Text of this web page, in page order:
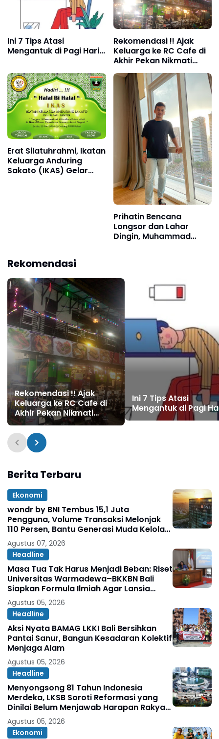
Ini 7 Tips Atasi
Mengantuk di Pagi Hari...
Rekomendasi !! Ajak
Keluarga ke RC Cafe di
Akhir Pekan Nikmati
Suasana Kekeluargaan
Erat Silatuhrahmi, Ikatan
Keluarga Anduring
Sakato (IKAS) Gelar
Prihatin Bencana
Longsor dan Lahar
Dingin, Muhammad
Rekomendasi
Rekomendasi !! Ajak
Keluarga ke RC Cafe di
Akhir Pekan Nikmati
Suasana Kekeluargaan
Ini 7 Tips Atasi
Mengantuk di Pagi
Berita Terbaru
Ekonomi
wondr by BNI Tembus 15,1 Juta
Pengguna, Volume Transaksi Melonjak
110 Persen, Bantu Generasi Muda Kelola
Keuangan hingga Persiapkan Masa
Depan.
Agustus 07, 2026
Headline
Masa Tua Tak Harus Menjadi Beban: Riset
Universitas Warmadewa–BKKBN Bali
Siapkan Formula Ilmiah Agar Lansia
Tetap Sehat, Bahagia, dan Produktif
Agustus 05, 2026
Headline
Aksi Nyata BAMAG LKKI Bali Bersihkan
Pantai Sanur, Bangun Kesadaran Kolektif
Menjaga Alam
Agustus 05, 2026
Headline
Menyongsong 81 Tahun Indonesia
Merdeka, LKSB Soroti Reformasi yang
Dinilai Belum Menjawab Harapan Rakyat
Oleh: Abdul Ghopur
Agustus 05, 2026
Ekonomi